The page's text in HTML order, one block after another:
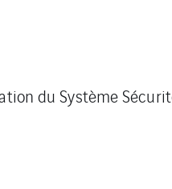
du Système